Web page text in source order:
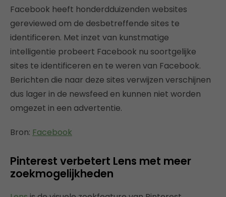
Facebook heeft honderdduizenden websites
gereviewed om de desbetreffende sites te
identificeren. Met inzet van kunstmatige
intelligentie probeert Facebook nu soortgelijke
sites te identificeren en te weren van Facebook.
Berichten die naar deze sites verwijzen verschijnen
dus lager in de newsfeed en kunnen niet worden
omgezet in een advertentie.
Bron: Facebook
Pinterest verbetert Lens met meer
zoekmogelijkheden